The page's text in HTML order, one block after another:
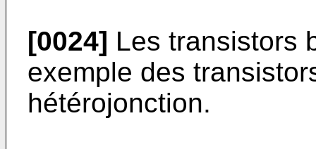
[0024] Les transistors
exemple des
hétérojonction.